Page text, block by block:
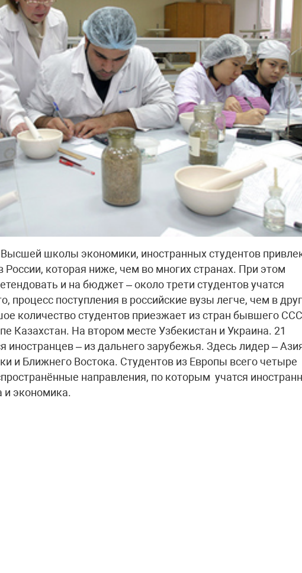
школы экономики, иностранных студентов
России, которая ниже, чем во многих странах. При этом
и на бюджет – около трети студентов учатся
процесс поступления в российские вузы легче, чем в
количество студентов приезжает из стран бывшего
Казахстан. На втором месте Узбекистан и Украина. 21
иностранцев – из дальнего зарубежья. Здесь лидер –
и Ближнего Востока. Студентов из Европы всего четыре
направления, по которым учатся
и экономика.